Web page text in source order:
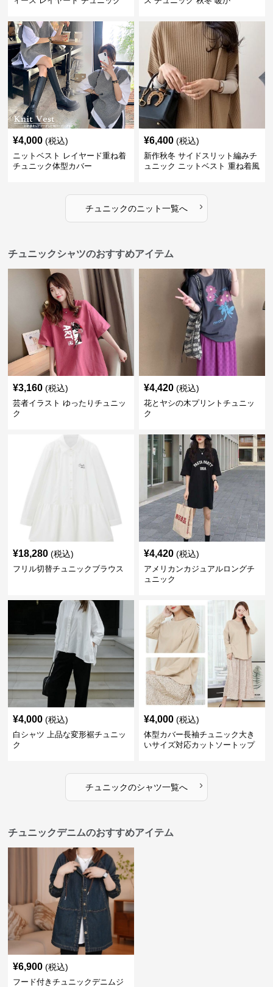
¥4,000 (税込)
ニットベスト レイヤード重ね着
チュニック体型カバー
¥6,400 (税込)
新作秋冬 サイドスリット編みチ
ュニック ニットベスト 重ね着風
チュニックのニット一覧へ ›
チュニックシャツのおすすめアイテム
¥3,160 (税込)
芸者イラスト ゆったりチュニッ
ク
¥4,420 (税込)
花とヤシの木プリントチュニッ
ク
¥18,280 (税込)
フリル切替チュニックブラウス
¥4,420 (税込)
アメリカンカジュアルロングチ
ュニック
¥4,000 (税込)
白シャツ 上品な変形裾チュニッ
ク
¥4,000 (税込)
体型カバー長袖チュニック大き
いサイズ対応カットソートップ
チュニックのシャツ一覧へ ›
チュニックデニムのおすすめアイテム
¥6,900 (税込)
フード付きチュニックデニムジ